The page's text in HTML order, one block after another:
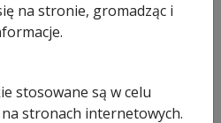
na stronie, gromadząc i
stosowane są w celu
stronach internetowych.